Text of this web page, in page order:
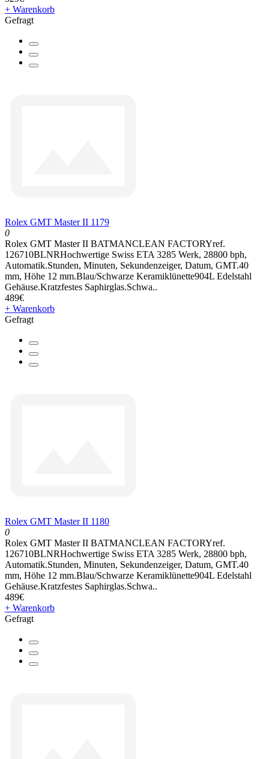
+ Warenkorb
Gefragt
Rolex GMT Master II 1179
0
Rolex GMT Master II BATMANCLEAN FACTORYref.
126710BLNRHochwertige Swiss ETA 3285 Werk, 28800 bph,
Automatik.Stunden, Minuten, Sekundenzeiger, Datum, GMT.40
mm, Höhe 12 mm.Blau/Schwarze Keramiklünette904L Edelstahl
Gehäuse.Kratzfestes Saphirglas.Schwa..
489€
+ Warenkorb
Gefragt
Rolex GMT Master II 1180
0
Rolex GMT Master II BATMANCLEAN FACTORYref.
126710BLNRHochwertige Swiss ETA 3285 Werk, 28800 bph,
Automatik.Stunden, Minuten, Sekundenzeiger, Datum, GMT.40
mm, Höhe 12 mm.Blau/Schwarze Keramiklünette904L Edelstahl
Gehäuse.Kratzfestes Saphirglas.Schwa..
489€
+ Warenkorb
Gefragt